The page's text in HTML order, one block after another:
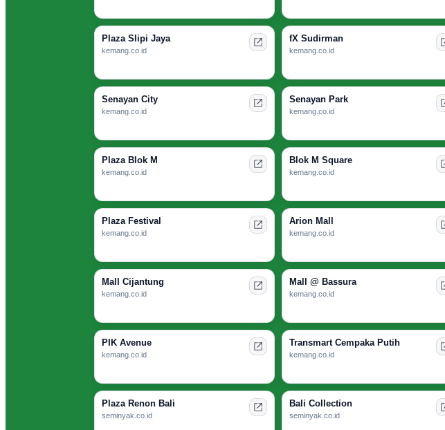
Plaza Slipi Jaya
kemang.co.id
fX Sudirman
kemang.co.id
Senayan City
kemang.co.id
Senayan Park
kemang.co.id
Plaza Blok M
kemang.co.id
Blok M Square
kemang.co.id
Plaza Festival
kemang.co.id
Arion Mall
kemang.co.id
Mall Cijantung
kemang.co.id
Mall @ Bassura
kemang.co.id
PIK Avenue
kemang.co.id
Transmart Cempaka Putih
kemang.co.id
Plaza Renon Bali
seminyak.co.id
Bali Collection
seminyak.co.id